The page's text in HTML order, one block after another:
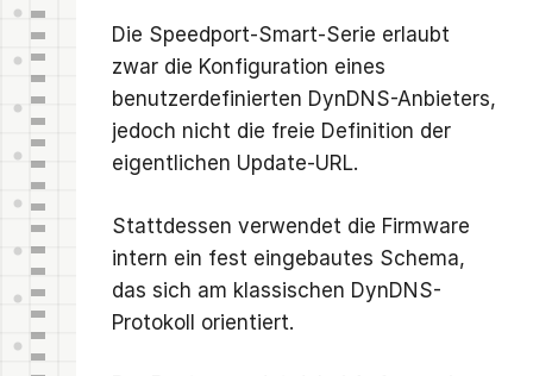
Die Speedport-Smart-Serie erlaubt
zwar die Konfiguration eines
benutzerdefinierten DynDNS-Anbieters,
jedoch nicht die freie Definition der
eigentlichen Update-URL.
Stattdessen verwendet die Firmware
intern ein fest eingebautes Schema,
das sich am klassischen DynDNS-
Protokoll orientiert.